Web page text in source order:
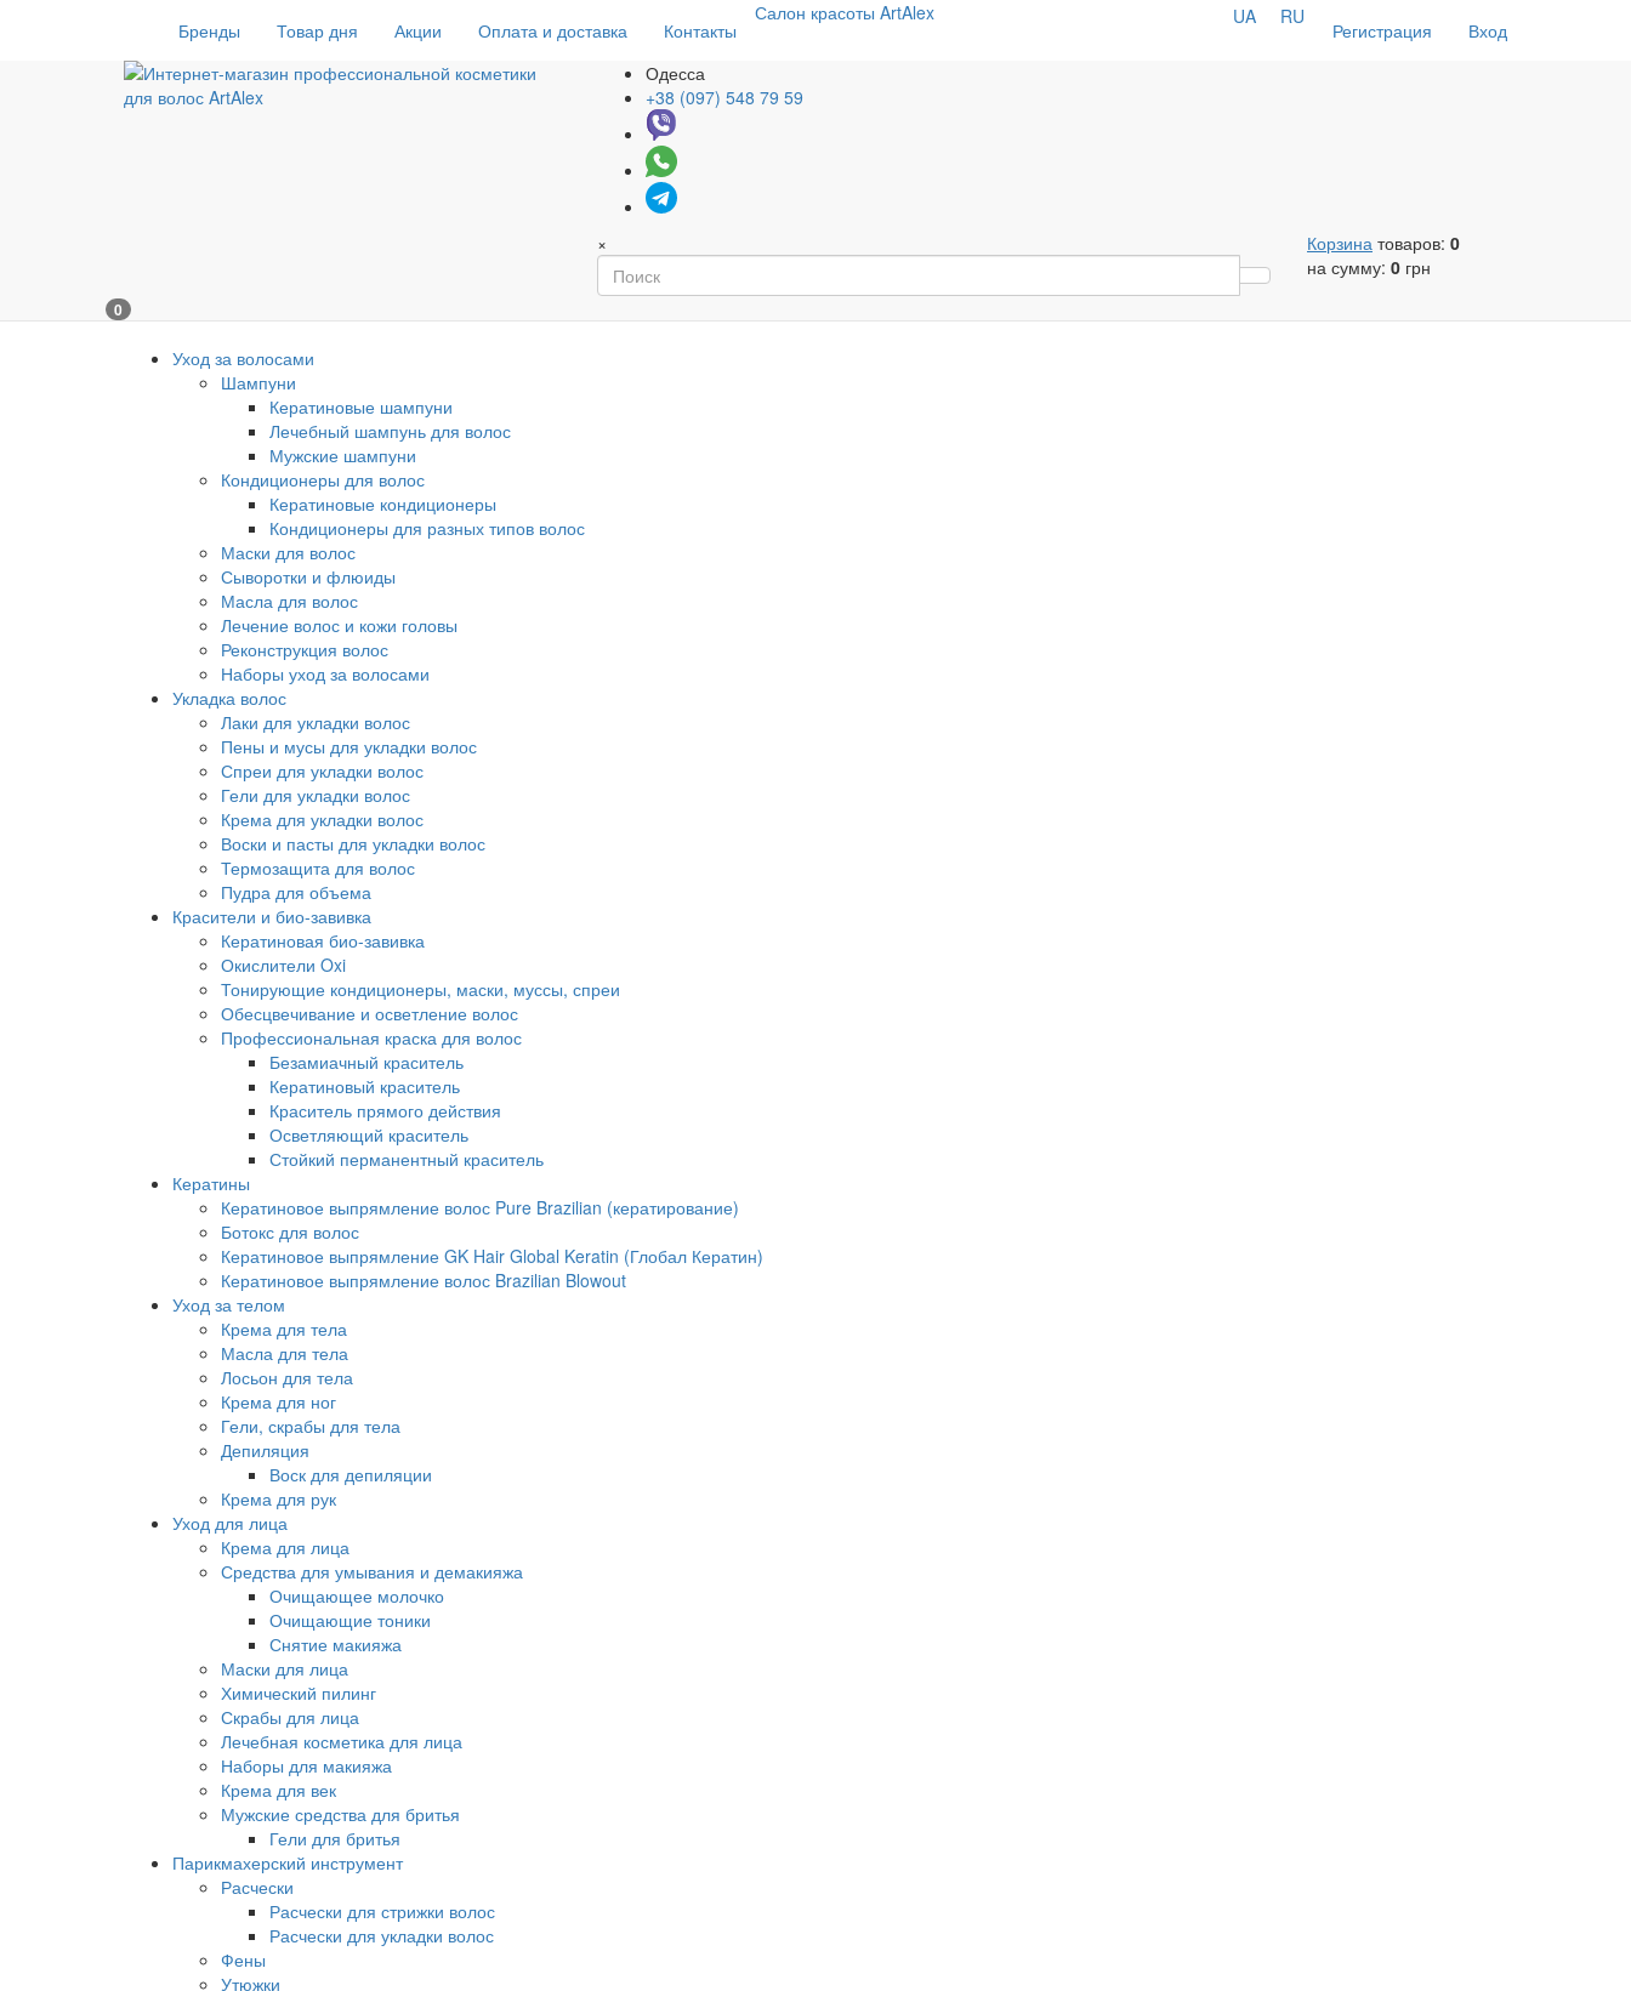
Бренды Товар дня Акции Оплата и доставка Контакты
Салон красоты ArtAlex
Регистрация Вход
UA RU
Одесса
+38 (097) 548 79 59
× Корзина товаров: 0
на сумму: 0 грн
0
Уход за волосами
Шампуни
Кератиновые шампуни
Лечебный шампунь для волос
Мужские шампуни
Кондиционеры для волос
Кератиновые кондиционеры
Кондиционеры для разных типов волос
Маски для волос
Сыворотки и флюиды
Масла для волос
Лечение волос и кожи головы
Реконструкция волос
Наборы уход за волосами
Укладка волос
Лаки для укладки волос
Пены и мусы для укладки волос
Спреи для укладки волос
Гели для укладки волос
Крема для укладки волос
Воски и пасты для укладки волос
Термозащита для волос
Пудра для объема
Красители и био-завивка
Кератиновая био-завивка
Окислители Oxi
Тонирующие кондиционеры, маски, муссы, спреи
Обесцвечивание и осветление волос
Профессиональная краска для волос
Безамиачный краситель
Кератиновый краситель
Краситель прямого действия
Осветляющий краситель
Стойкий перманентный краситель
Кератины
Кератиновое выпрямление волос Pure Brazilian (кератирование)
Ботокс для волос
Кератиновое выпрямление GK Hair Global Keratin (Глобал Кератин)
Кератиновое выпрямление волос Brazilian Blowout
Уход за телом
Крема для тела
Масла для тела
Лосьон для тела
Крема для ног
Гели, скрабы для тела
Депиляция
Воск для депиляции
Крема для рук
Уход для лица
Крема для лица
Средства для умывания и демакияжа
Очищающее молочко
Очищающие тоники
Снятие макияжа
Маски для лица
Химический пилинг
Скрабы для лица
Лечебная косметика для лица
Наборы для макияжа
Крема для век
Мужские средства для бритья
Гели для бритья
Парикмахерский инструмент
Расчески
Расчески для стрижки волос
Расчески для укладки волос
Фены
Утюжки